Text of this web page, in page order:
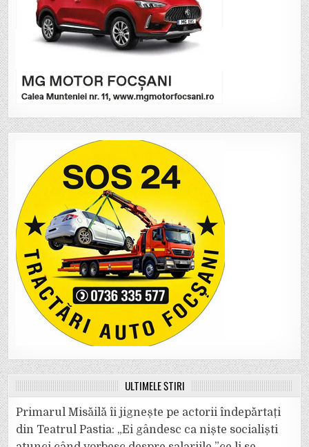
ULTIMELE ȘTIRI
Primarul Misăilă îi jignește pe actorii îndepărtați
din Teatrul Pastia: „Ei gândesc ca niște socialiști